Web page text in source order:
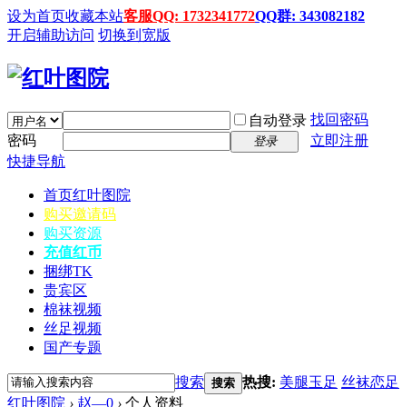
设为首页收藏本站客服QQ: 1732341772QQ群: 343082182
开启辅助访问 切换到宽版
自动登录 找回密码
密码
登录
立即注册
快捷导航
首页红叶图院
购买邀请码
购买资源
充值红币
捆绑TK
贵宾区
棉袜视频
丝足视频
国产专题
搜索 搜索 热搜: 美腿玉足 丝袜恋足
红叶图院 › 赵—0 › 个人资料